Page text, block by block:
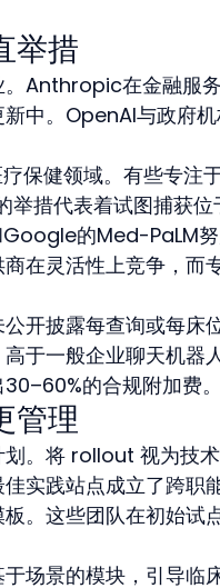
举措
Anthropic在金融服
中。OpenAI与政府
保健领域。有些专注
措代表着试图捕获位
的Med-PaLM努
在灵活性上竞争，而
开披露每查询或每床
于一般企业聊天机器
的合规附加费。
管理
。将 rollout 视为技
实践站点成立了跨职
。这些团队在初始试
场景的模块，引导临